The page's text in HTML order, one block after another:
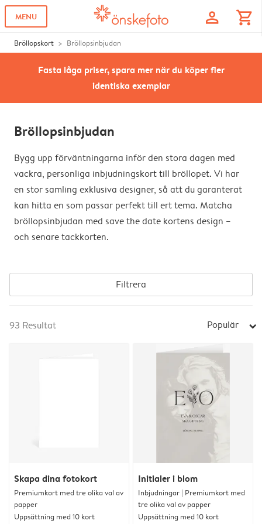
MENU profile shopping_cart
Bröllopskort Bröllopsinbjudan
Fasta låga priser, spara mer när du köper fler
identiska exemplar
Bröllopsinbjudan
Bygg upp förväntningarna inför den stora dagen med
vackra, personliga inbjudningskort till bröllopet. Vi har
en stor samling exklusiva designer, så att du garanterat
kan hitta en som passar perfekt till ert tema. Matcha
bröllopsinbjudan med save the date kortens design –
och senare tackkorten.
Filtrera
93 Resultat Populär arrow_right
Skapa dina fotokort
Premiumkort med tre olika val av
papper
Uppsättning med 10 kort
Initialer i blom
Inbjudningar | Premiumkort med
tre olika val av papper
Uppsättning med 10 kort